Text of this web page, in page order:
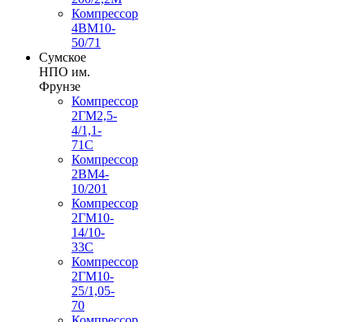
Компрессор
4ВМ10-
50/71
Сумское
НПО им.
Фрунзе
Компрессор
2ГМ2,5-
4/1,1-
71С
Компрессор
2ВМ4-
10/201
Компрессор
2ГМ10-
14/10-
33С
Компрессор
2ГМ10-
25/1,05-
70